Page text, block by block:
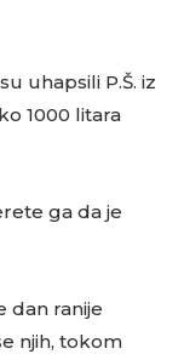
uhapsili P.Š. iz
1000 litara
ga da je
dan ranije
njih, tokom